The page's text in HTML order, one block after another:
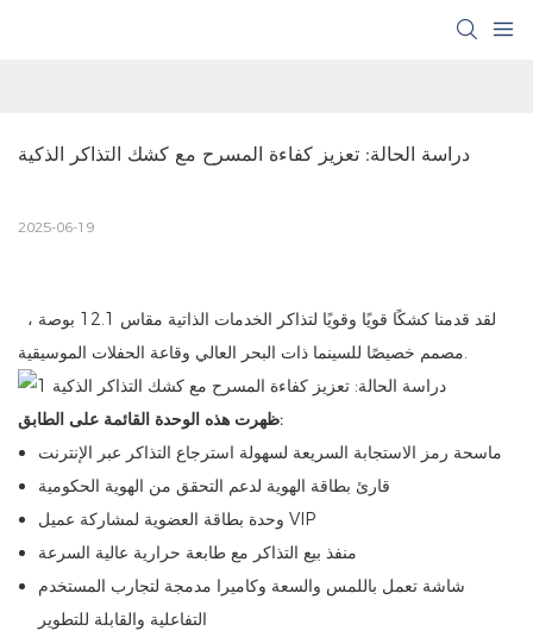
دراسة الحالة: تعزيز كفاءة المسرح مع كشك التذاكر الذكية
2025-06-19
مصمم خصيصًا للسينما ذات البحر العالي وقاعة الحفلات الموسيقية.
ظهرت هذه الوحدة القائمة على الطابق:
ماسحة رمز الاستجابة السريعة لسهولة استرجاع التذاكر عبر الإنترنت
قارئ بطاقة الهوية لدعم التحقق من الهوية الحكومية
وحدة بطاقة العضوية لمشاركة عميل VIP
منفذ بيع التذاكر مع طابعة حرارية عالية السرعة
شاشة تعمل باللمس والسعة وكاميرا مدمجة لتجارب المستخدم
التفاعلية والقابلة للتطوير